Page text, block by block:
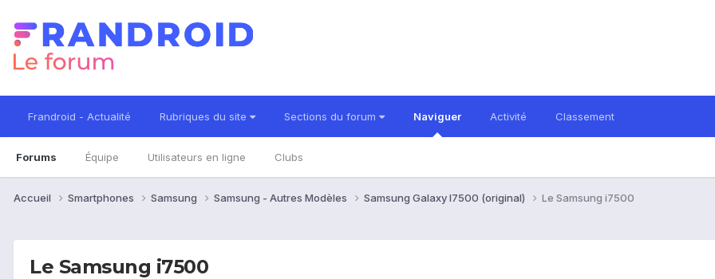
Frandroid - Actualité Rubriques du site Sections du forum Naviguer
Forums Équipe Utilisateurs en ligne Clubs
Activité Classement
Accueil Smartphones Samsung Samsung - Autres Modèles Samsung Galaxy I7500 (original) Le Samsung i7500
Le Samsung i7500